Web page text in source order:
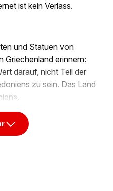
ist kein Verlass.
und Statuen von
Griechenland erinnern:
darauf, nicht Teil der
zu sein. Das Land